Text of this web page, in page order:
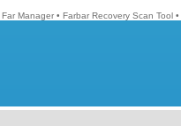
Far Manager • Farbar Recovery Scan Tool •